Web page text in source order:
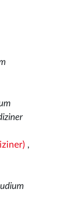
,